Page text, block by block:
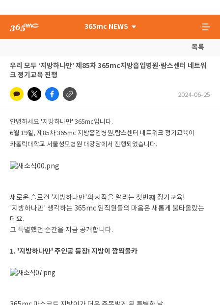
365mc NEWS
목록
우리 모두 ‘지방하나만’ 제85차 365mc지방흡입병원∙람스센터 네트워
크 정기교육 진행
2024-06-25
안녕하세요.'지방하나만' 365mc입니다.
6월 19일, 제85차 365mc 지방흡입병원,람스센터 네트워크 정기교육이
카톨릭대학교 서울성모병원 대강당에서 진행되었습니다.
새로운 슬로건 '지방하나만'의 시작을 알리는 첫번쨰 정기교육!
'지방하나만' 생각하는 365mc 임직원들의 마음은 새롭게 불타올랐는
데요.
그 특별했던 순간을 지금 공개합니다.
1. '지방하나만' 주인공 등장! 지방이 깜짝몰카